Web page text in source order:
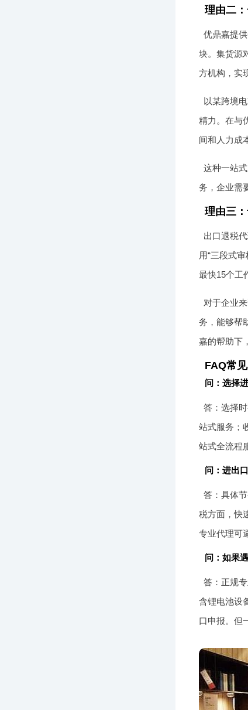
理由二
优鼎嘉提
块。集货源
方机构，实
以某跨境
精力。在与
间和人力成
这种一站
务，企业需
理由三
出口退税
用“三段式
最快15个工
对于企业
务，能够帮
嘉的帮助下
FAQ常
问：选择
答：选择
站式服务；
站式全流程
问：进出
答：具体
税方面，快
专业代理可
问：如果
答：正规
含锂电池设
口申报。但